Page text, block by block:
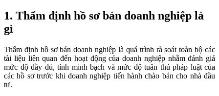
1. Thẩm định hồ sơ bán doanh nghiệp là
gì
Thẩm định hồ sơ bán doanh nghiệp là quá trình rà soát toàn bộ các
tài liệu liên quan đến hoạt động của doanh nghiệp nhằm đánh giá
mức độ đầy đủ, tính minh bạch và mức độ tuân thủ pháp luật của
các hồ sơ trước khi doanh nghiệp tiến hành chào bán cho nhà đầu
tư.